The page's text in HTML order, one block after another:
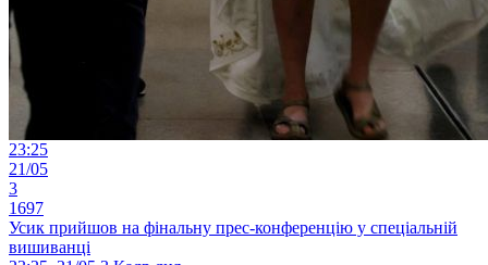
23:25
21/05
3
1697
Усик прийшов на фінальну прес-конференцію у спеціальній
вишиванці